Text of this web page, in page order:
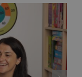
anunță un proiect
modul de